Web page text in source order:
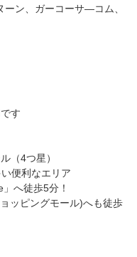
ーン、ガーコーサ―コム、
す
（4つ星）
便利なエリア
へ徒歩5分！
ッピングモール)へも徒歩